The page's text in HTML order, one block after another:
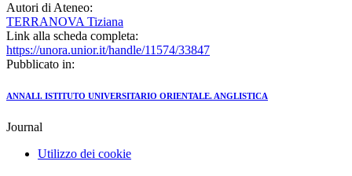
Autori di Ateneo:
TERRANOVA Tiziana
Link alla scheda completa:
https://unora.unior.it/handle/11574/33847
Pubblicato in:
ANNALI. ISTITUTO UNIVERSITARIO ORIENTALE. ANGLISTICA
Journal
Utilizzo dei cookie